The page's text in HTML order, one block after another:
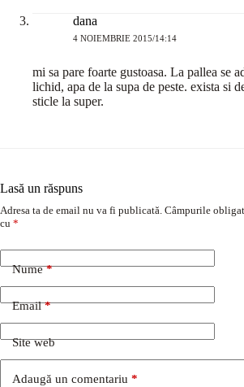
dana
4 NOIEMBRIE 2015/14:14
mi sa pare foarte gustoasa. La pallea se
lichid, apa de la supa de peste. exista si
sticle la super.
Lasă un răspuns
Adresa ta de email nu va fi publicată. Câmpurile
cu *
Nume*
Email*
Site web
Adaugă un comentariu *